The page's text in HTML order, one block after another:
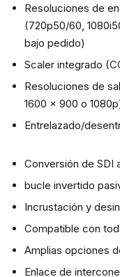
Resoluciones de
(720p50/60,
bajo pedido)
Scaler integrado
Resoluciones de
1600 x 900 o
Entrelazado/
Conversión de SDI
bucle invertido
Incrustación y
Compatible con
Amplias opciones
Enlace de